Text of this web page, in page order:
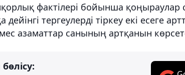
фактілері бойынша қоңыраулар
тергеулерді тіркеу екі есеге
азаматтар санының артқанын